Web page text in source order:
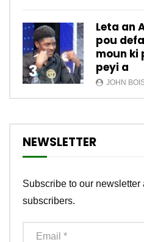
3
Leta an
pou
moun ki
peyi a
JOHN
NEWSLETTER
Subscribe to our newsletter
subscribers.